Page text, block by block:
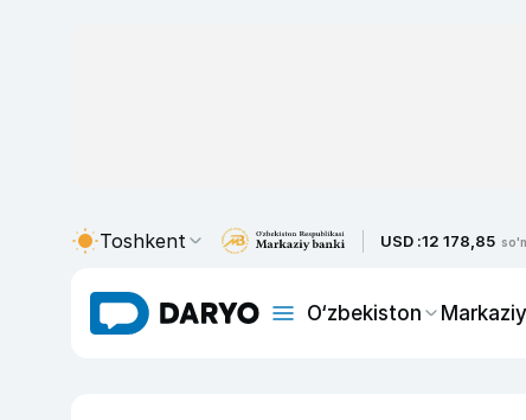
Toshkent USD :12 178,85
O‘zbekiston